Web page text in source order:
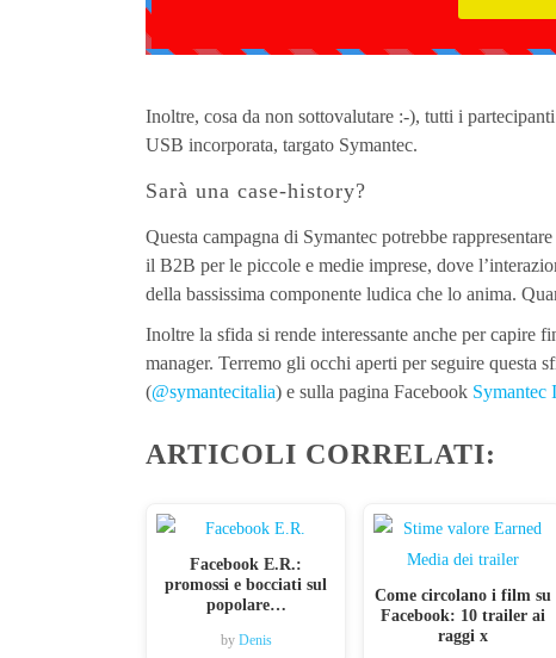
Inoltre, cosa da non sottovalutare :-), tutti i
USB incorporata, targato Symantec.
Sarà una case-history?
Questa campagna di Symantec potrebbe
il B2B per le piccole e medie imprese, dove
della bassissima componente ludica che lo anima.
Inoltre la sfida si rende interessante anche per capire
manager. Terremo gli occhi aperti per seguire questa
(@symantecitalia) e sulla pagina Facebook Symantec
ARTICOLI CORRELATI:
Facebook E.R.:
promossi e bocciati sul
popolare…
by Denis
Come circolano i film su
Facebook: 10 trailer ai
raggi x